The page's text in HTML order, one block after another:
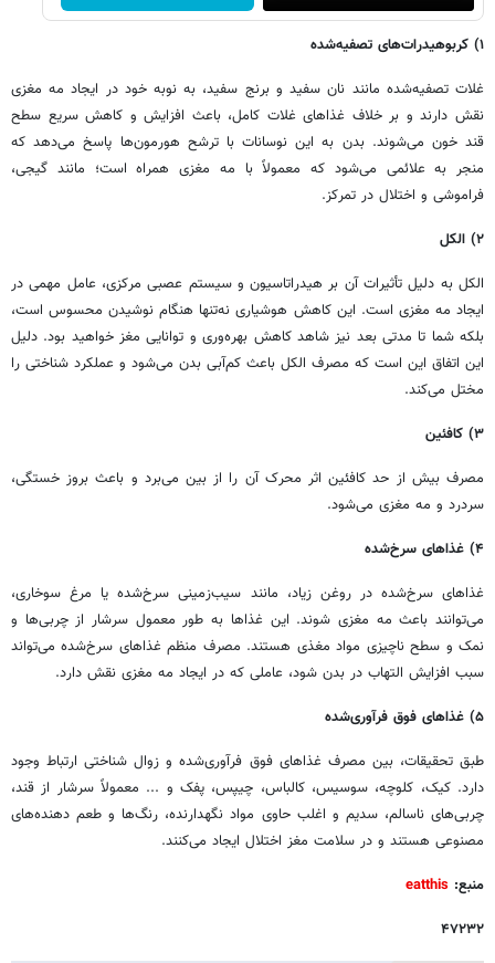
۱) کربوهیدرات‌های تصفیه‌شده
غلات تصفیه‌شده مانند نان سفید و برنج سفید، به نوبه خود در ایجاد مه مغزی
نقش دارند و بر خلاف غذاهای غلات کامل، باعث افزایش و کاهش سریع سطح
قند خون می‌شوند. بدن به این نوسانات با ترشح هورمون‌ها پاسخ می‌دهد که
منجر به علائمی می‌شود که معمولاً با مه مغزی همراه است؛ مانند گیجی،
فراموشی و اختلال در تمرکز.
۲) الکل
الکل به دلیل تأثیرات آن بر هیدراتاسیون و سیستم عصبی مرکزی، عامل مهمی در
ایجاد مه مغزی است. این کاهش هوشیاری نه‌تنها هنگام نوشیدن محسوس است،
بلکه شما تا مدتی بعد نیز شاهد کاهش بهره‌وری و توانایی مغز خواهید بود. دلیل
این اتفاق این است که مصرف الکل باعث کم‌آبی بدن می‌شود و عملکرد شناختی را
مختل می‌کند.
۳) کافئین
مصرف بیش از حد کافئین اثر محرک آن را از بین می‌برد و باعث بروز خستگی،
سردرد و مه مغزی می‌شود.
۴) غذاهای سرخ‌شده
غذاهای سرخ‌شده در روغن زیاد، مانند سیب‌زمینی سرخ‌شده یا مرغ سوخاری،
می‌توانند باعث مه مغزی شوند. این غذاها به طور معمول سرشار از چربی‌ها و
نمک و سطح ناچیزی مواد مغذی هستند. مصرف منظم غذاهای سرخ‌شده می‌تواند
سبب افزایش التهاب در بدن شود، عاملی که در ایجاد مه مغزی نقش دارد.
۵) غذاهای فوق فرآوری‌شده
طبق تحقیقات، بین مصرف غذاهای فوق فرآوری‌شده و زوال شناختی ارتباط وجود
دارد. کیک، کلوچه، سوسیس، کالباس، چیپس، پفک و ... معمولاً سرشار از قند،
چربی‌های ناسالم، سدیم و اغلب حاوی مواد نگهدارنده، رنگ‌ها و طعم دهنده‌های
مصنوعی هستند و در سلامت مغز اختلال ایجاد می‌کنند.
منبع: eatthis
۴۷۲۳۲